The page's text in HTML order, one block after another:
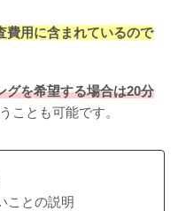
費用に含まれているので
グを希望する場合は20分
ことも可能です。
ことの説明